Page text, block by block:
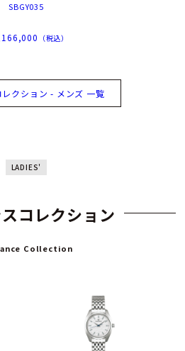
SBGY035
（税込）
クション - メンズ 一覧
LADIES'
コレクション
Collection